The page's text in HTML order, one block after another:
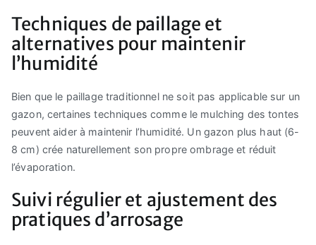
Techniques de paillage et
alternatives pour maintenir
l’humidité
Bien que le paillage traditionnel ne soit pas applicable sur un
gazon, certaines techniques comme le mulching des tontes
peuvent aider à maintenir l’humidité. Un gazon plus haut (6-
8 cm) crée naturellement son propre ombrage et réduit
l’évaporation.
Suivi régulier et ajustement des
pratiques d’arrosage